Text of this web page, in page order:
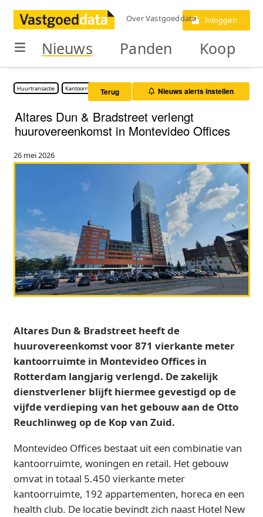
Over Vastgoeddata Inloggen
Nieuws Panden Koop
Huurtransactie KantoorruimteTerug Nieuws alerts instellen
Altares Dun & Bradstreet verlengt
huurovereenkomst in Montevideo Offices
26 mei 2026
Altares Dun & Bradstreet heeft de
huurovereenkomst voor 871 vierkante meter
kantoorruimte in Montevideo Offices in
Rotterdam langjarig verlengd. De zakelijk
dienstverlener blijft hiermee gevestigd op de
vijfde verdieping van het gebouw aan de Otto
Reuchlinweg op de Kop van Zuid.
Montevideo Offices bestaat uit een combinatie van
kantoorruimte, woningen en retail. Het gebouw
omvat in totaal 5.450 vierkante meter
kantoorruimte, 192 appartementen, horeca en een
health club. De locatie bevindt zich naast Hotel New